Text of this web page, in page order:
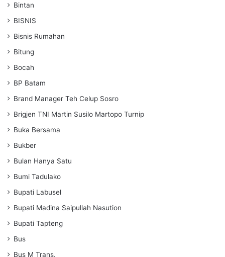
Bintan
BISNIS
Bisnis Rumahan
Bitung
Bocah
BP Batam
Brand Manager Teh Celup Sosro
Brigjen TNI Martin Susilo Martopo Turnip
Buka Bersama
Bukber
Bulan Hanya Satu
Bumi Tadulako
Bupati Labusel
Bupati Madina Saipullah Nasution
Bupati Tapteng
Bus
Bus M Trans.